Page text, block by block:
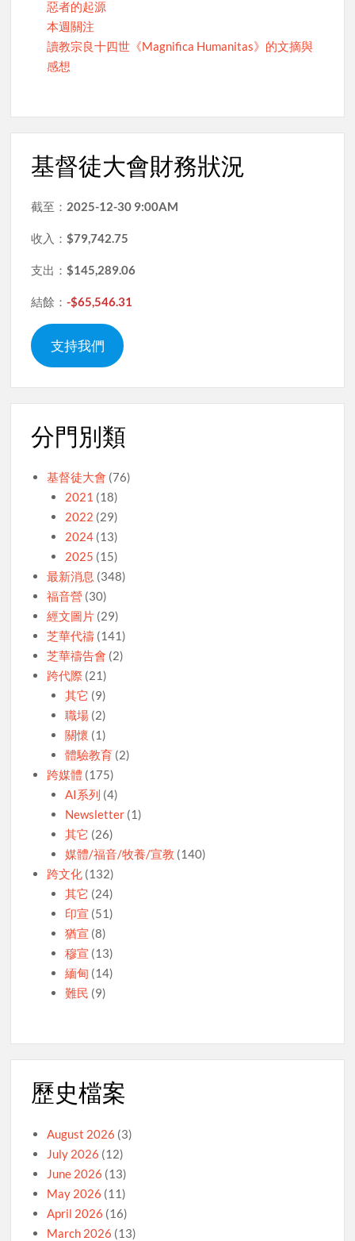
惡者的起源
本週關注
讀教宗良十四世《Magnifica Humanitas》的文摘與
感想
基督徒大會財務狀況
截至： 2025-12-30 9:00AM
收入：$79,742.75
支出：$145,289.06
結餘：-$65,546.31
支持我們
分門別類
基督徒大會 (76)
2021 (18)
2022 (29)
2024(13)
2025 (15)
最新消息 (348)
福音營 (30)
經文圖片 (29)
芝華代禱 (141)
芝華禱告會 (2)
跨代際 (21)
其它 (9)
職場(2)
關懷 (1)
體驗教育(2)
跨媒體 (175)
AI系列 (4)
Newsletter(1)
其它 (26)
媒體/福音/牧養/宣教 (140)
跨文化 (132)
其它 (24)
印宣 (51)
猶宣 (8)
穆宣 (13)
緬甸 (14)
難民 (9)
歷史檔案
August 2026 (3)
July 2026 (12)
June 2026 (13)
May 2026 (11)
April 2026 (16)
March 2026 (13)